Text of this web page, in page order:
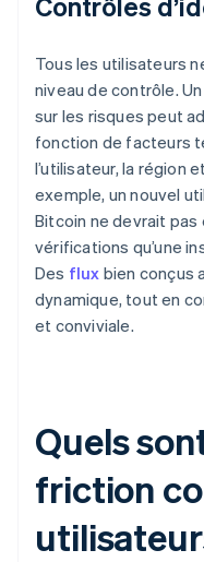
Tous les utilisateurs
niveau de contrôle.
sur les risques peut
fonction de facteurs
l’utilisateur, la région
exemple, un nouvel
Bitcoin ne devrait
vérifications qu’une
Des flux bien conçus
dynamique, tout en
et conviviale.
Quels
friction